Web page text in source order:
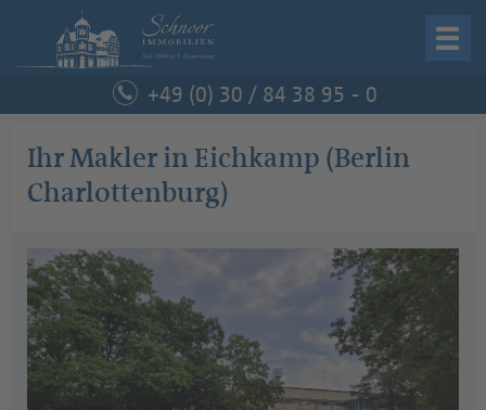
Immobilie verkaufen
Immobilie kaufen
Unternehmen
Service
Kontakt
+49 (0) 30 / 84 38 95 - 0
Ihr Makler in Eichkamp (Berlin
Charlottenburg)